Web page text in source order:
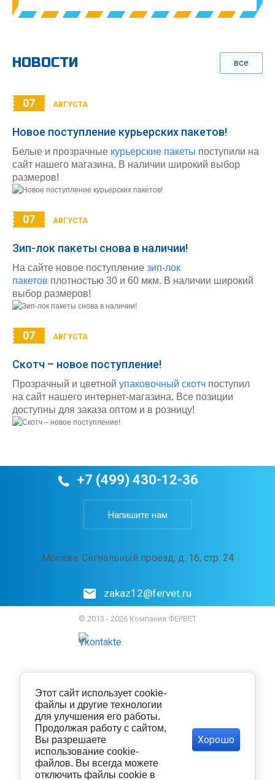
НОВОСТИ все
07 АВГУСТА
Новое поступление курьерских пакетов!
Белые и прозрачные курьерские пакеты поступили на
сайт нашего магазина. В наличии широкий выбор
размеров!
07 АВГУСТА
Зип-лок пакеты снова в наличии!
На сайте новое поступление зип-лок
пакетов плотностью 30 и 60 мкм. В наличии широкий
выбор размеров!
07 АВГУСТА
Скотч – новое поступление!
Прозрачный и цветной упаковочный скотч поступил
на сайт нашего интернет-магазина. Все позиции
доступны для заказа оптом и в розницу!
+7 (499) 430-12-36
Напишите нам
Москва, Сигнальный проезд, д. 16, стр. 24
zakaz12@fervet.ru
© 2013 - 2026 Компания ФЕРВЕТ
Этот сайт использует cookie-
файлы и другие технологии
для улучшения его работы.
Продолжая работу с сайтом,
Вы разрешаете
использование cookie-
файлов. Вы всегда можете
отключить файлы cookie в
Хорошо